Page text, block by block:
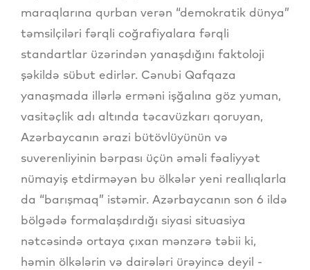
maraqlarına qurban verən “demokratik dünya”
təmsilçiləri fərqli coğrafiyalara fərqli
standartlar üzərindən yanaşdığını faktoloji
şəkildə sübut edirlər. Cənubi Qafqaza
yanaşmada illərlə erməni işğalına göz yuman,
vasitəçlik adı altında təcavüzkarı qoruyan,
Azərbaycanın ərazi bütövlüyünün və
suverenliyinin bərpası üçün əməli fəaliyyət
nümayiş etdirməyən bu ölkələr yeni reallıqlarla
da “barışmaq” istəmir. Azərbaycanın son 6 ildə
bölgədə formalaşdırdığı siyasi situasiya
nətcəsində ortaya çıxan mənzərə təbii ki,
həmin ölkələrin və dairələri ürəyincə deyil -